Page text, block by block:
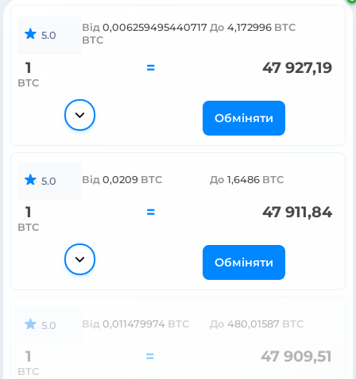
5.0
Від 0,006259495440717
BTC
До 4,172996 BTC
1
BTC
= 47 927,19
Обміняти
5.0 Від 0,0209 BTC До 1,6486 BTC
1
BTC
= 47 911,84
Обміняти
5.0 Від 0,011479974 BTC До 480,01587 BTC
1
BTC
= 47 909,51